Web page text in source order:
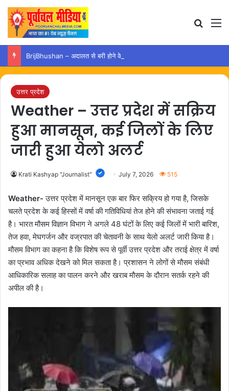
उत्तर प्रदेश
Weather – उत्तर प्रदेश में सक्रिय
हुआ मानसून, कई जिलों के लिए
जारी हुआ येलो अलर्ट
Krati Kashyap "Journalist" July 7, 2026 515
Weather- उत्तर प्रदेश में मानसून एक बार फिर सक्रिय हो गया है, जिसके
चलते प्रदेश के कई हिस्सों में वर्षा की गतिविधियां तेज होने की संभावना जताई गई
है। भारत मौसम विज्ञान विभाग ने अगले 48 घंटों के लिए कई जिलों में भारी बारिश,
तेज हवा, मेघगर्जन और वज्रपात की चेतावनी के साथ येलो अलर्ट जारी किया है।
मौसम विभाग का कहना है कि विशेष रूप से पूर्वी उत्तर प्रदेश और तराई क्षेत्र में वर्षा
का प्रभाव अधिक देखने को मिल सकता है। प्रशासन ने लोगों से मौसम संबंधी
आधिकारिक सलाह का पालन करने और खराब मौसम के दौरान सतर्क रहने की
अपील की है।